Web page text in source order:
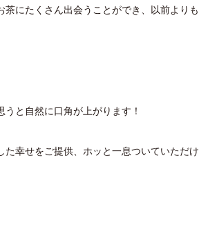
にたくさん出会うことができ、以前よりも
と自然に口角が上がります！
幸せをご提供、ホッと一息ついていただけ